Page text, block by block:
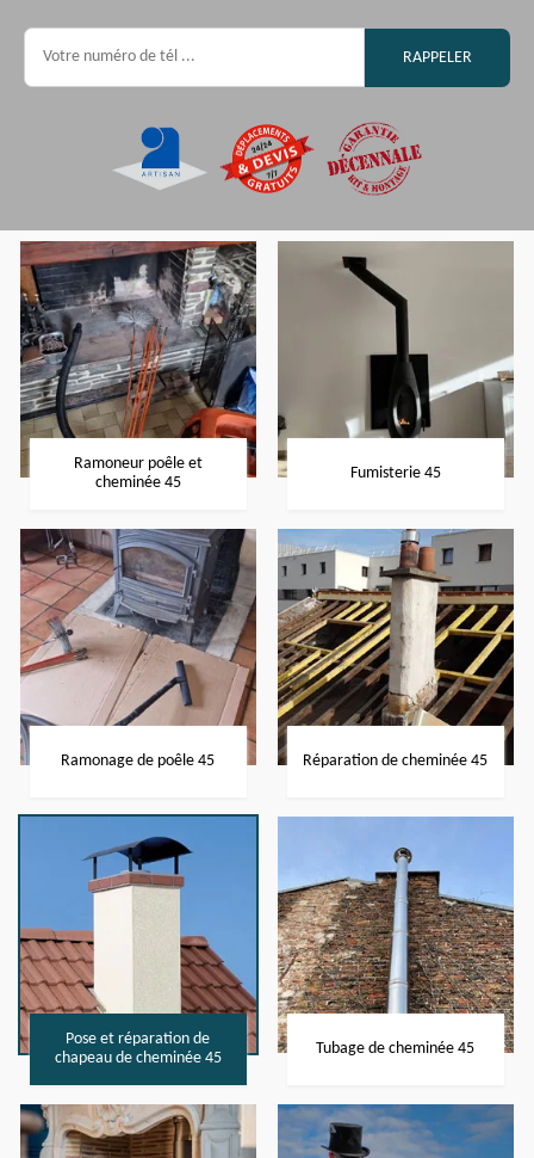
Ramoneur poêle et
cheminée 45
Fumisterie 45
Ramonage de poêle 45 Réparation de cheminée 45
Pose et réparation de
chapeau de cheminée 45
Tubage de cheminée 45